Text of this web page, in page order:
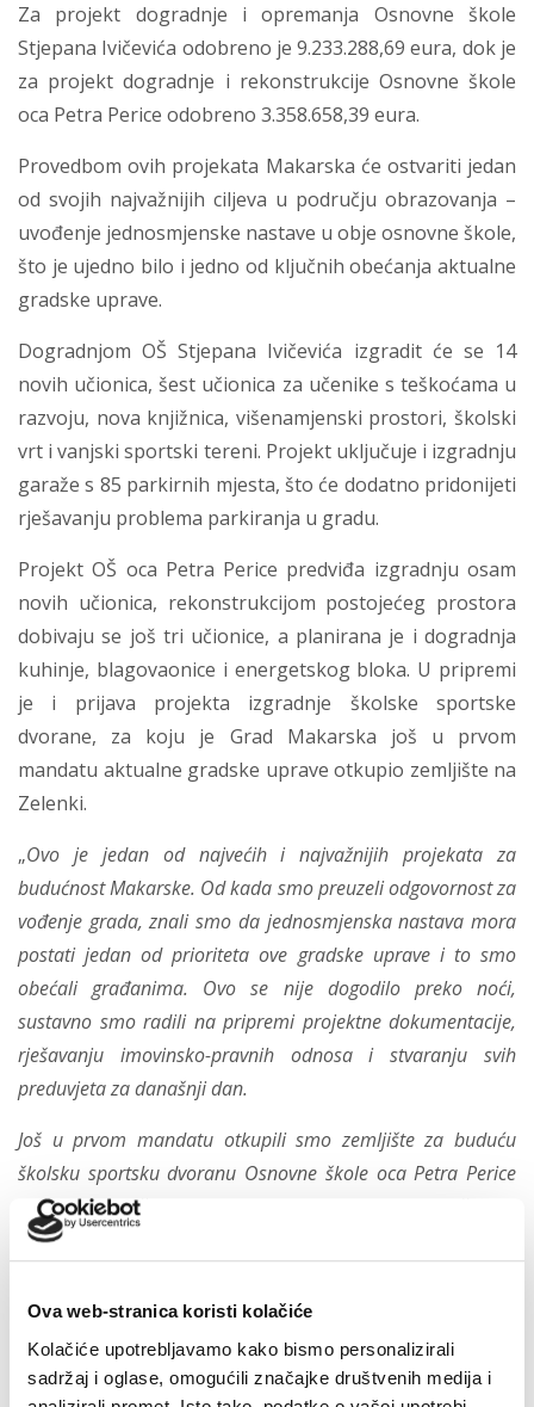
Ova web-stranica koristi kolačiće
Kolačiće upotrebljavamo kako bismo personalizirali
sadržaj i oglase, omogućili značajke društvenih medija i
Za projekt dogradnje i opremanja Osnovne škole
Stjepana Ivičevića odobreno je 9.233.288,69 eura, dok je
za projekt dogradnje i rekonstrukcije Osnovne škole
oca Petra Perice odobreno 3.358.658,39 eura.
Provedbom ovih projekata Makarska će ostvariti jedan
od svojih najvažnijih ciljeva u području obrazovanja –
uvođenje jednosmjenske nastave u obje osnovne škole,
što je ujedno bilo i jedno od ključnih obećanja aktualne
gradske uprave.
Dogradnjom OŠ Stjepana Ivičevića izgradit će se 14
novih učionica, šest učionica za učenike s teškoćama u
razvoju, nova knjižnica, višenamjenski prostori, školski
vrt i vanjski sportski tereni. Projekt uključuje i izgradnju
garaže s 85 parkirnih mjesta, što će dodatno pridonijeti
rješavanju problema parkiranja u gradu.
Projekt OŠ oca Petra Perice predviđa izgradnju osam
novih učionica, rekonstrukcijom postojećeg prostora
dobivaju se još tri učionice, a planirana je i dogradnja
kuhinje, blagovaonice i energetskog bloka. U pripremi
je i prijava projekta izgradnje školske sportske
dvorane, za koju je Grad Makarska još u prvom
mandatu aktualne gradske uprave otkupio zemljište na
Zelenki.
„Ovo je jedan od najvećih i najvažnijih projekata za
budućnost Makarske. Od kada smo preuzeli odgovornost za
vođenje grada, znali smo da jednosmjenska nastava mora
postati jedan od prioriteta ove gradske uprave i to smo
obećali građanima. Ovo se nije dogodilo preko noći,
sustavno smo radili na pripremi projektne dokumentacije,
rješavanju imovinsko-pravnih odnosa i stvaranju svih
preduvjeta za današnji dan.
Još u prvom mandatu otkupili smo zemljište za buduću
školsku sportsku dvoranu Osnovne škole oca Petra Perice
na Zelenki, čime smo pokazali da ne razmišljamo
kratkoročno, nego gradimo temelje za razvoj obrazovanja u
višegodišnji rad isplatio. Potpisivanjem ovog ugovora
jednosmjenska nastava u makarskim osnovnim školama
više nije plan ili obećanje, nego konkretan projekt koji će